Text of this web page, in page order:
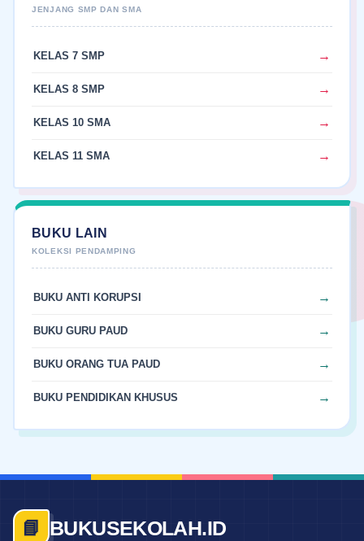
KELAS 7 SMP
KELAS 8 SMP
KELAS 10 SMA
KELAS 11 SMA
BUKU LAIN
BUKU ANTI KORUPSI
BUKU GURU PAUD
BUKU ORANG TUA PAUD
BUKU PENDIDIKAN KHUSUS
📘 BUKUSEKOLAH.ID